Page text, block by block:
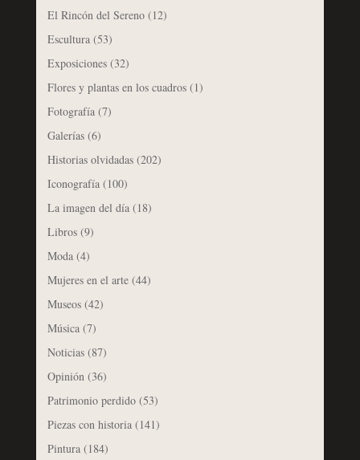
El Rincón del Sereno(12)
Escultura(53)
Exposiciones(32)
Flores y plantas en los cuadros(1)
Fotografía(7)
Galerías(6)
Historias olvidadas(202)
Iconografía(100)
La imagen del día(18)
Libros(9)
Moda(4)
Mujeres en el arte(44)
Museos(42)
Música(7)
Noticias(87)
Opinión(36)
Patrimonio perdido(53)
Piezas con historia(141)
Pintura(184)